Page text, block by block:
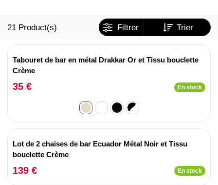
21 Product(s) Filtrer Trier
Tabouret de bar en métal Drakkar Or et Tissu bouclette
Crème
35 € En stock
Lot de 2 chaises de bar Ecuador Métal Noir et Tissu
bouclette Crème
139 € En stock